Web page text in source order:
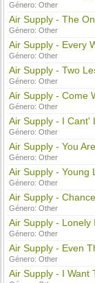
Género:Other
Air Supply - The
Género:Other
Air Supply - Every
Género:Other
Air Supply - Two
Género:Other
Air Supply - Come
Género:Other
Air Supply - I Cant'
Género:Other
Air Supply - You
Género:Other
Air Supply - Young
Género:Other
Air Supply -
Género:Other
Air Supply - Lonely
Género:Other
Air Supply - Even
Género:Other
Air Supply - I Want